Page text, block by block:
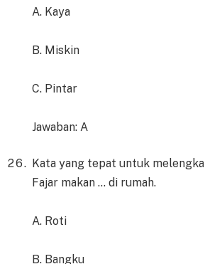
A. Kaya
B. Miskin
C. Pintar
Jawaban: A
Kata yang tepat untuk
Fajar makan … di rumah.
A. Roti
B. Bangku